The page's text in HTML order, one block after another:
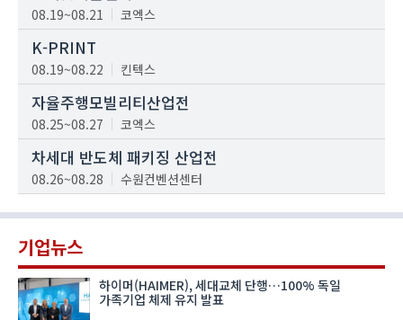
08.19~08.21 코엑스
K-PRINT
08.19~08.22 킨텍스
자율주행모빌리티산업전
08.25~08.27 코엑스
차세대 반도체 패키징 산업전
08.26~08.28 수원컨벤션센터
기업뉴스
하이머(HAIMER), 세대교체 단행…100% 독일
가족기업 체제 유지 발표